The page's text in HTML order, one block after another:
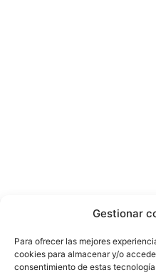
Gestionar
Para ofrecer las mejores
cookies para almacenar y/o
consentimiento de estas